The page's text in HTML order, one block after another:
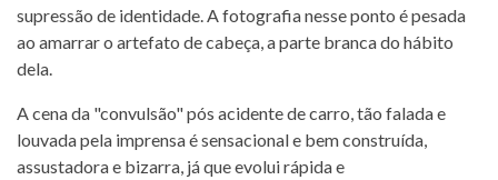
supressão de identidade. A fotografia nesse ponto é pesada
ao amarrar o artefato de cabeça, a parte branca do hábito
dela.
A cena da "convulsão" pós acidente de carro, tão falada e
louvada pela imprensa é sensacional e bem construída,
assustadora e bizarra, já que evolui rápida e